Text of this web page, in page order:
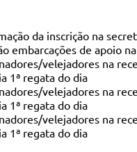
da inscrição na
embarcações de apoio
velejadores na
1ª regata do dia
velejadores na
1ª regata do dia
velejadores na
1ª regata do dia